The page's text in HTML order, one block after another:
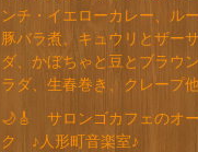
ンチ・イエローカレー、ル
豚バラ煮、キュウリとザー
ダ、かぼちゃと豆とブラウ
ラダ、生春巻き、クレープ
🌙🎸 サロンゴカフェのオ
ク ♪人形町音楽室♪